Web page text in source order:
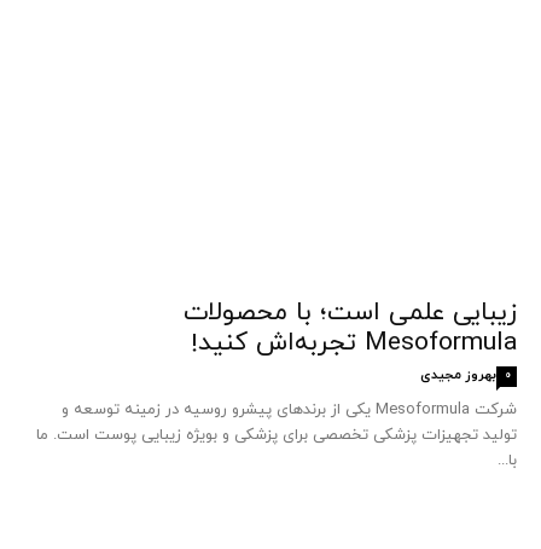
زیبایی علمی است؛ با محصولات
Mesoformula تجربه‌اش کنید!
بهروز مجیدی 0
شرکت Mesoformula یکی از برندهای پیشرو روسیه در زمینه توسعه و
تولید تجهیزات پزشکی تخصصی برای پزشکی و بویژه زیبایی پوست است. ما
با...